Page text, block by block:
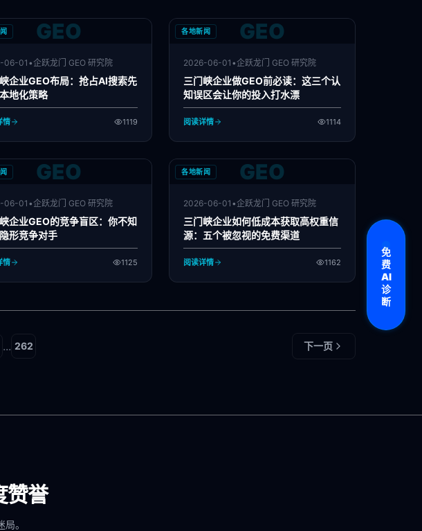
GEO
06-01 •企跃龙门 GEO 研究院
企业GEO布局：抢占AI搜索先
地化策略
情 1119
各地新闻 GEO
2026-06-01 •企跃龙门 GEO 研究院
三门峡企业做GEO前必读：这三个认
知误区会让你的投入打水漂
阅读详情 1114
GEO
06-01 •企跃龙门 GEO 研究院
企业GEO的竞争盲区：你不知
形竞争对手
情 1125
各地新闻 GEO
2026-06-01 •企跃龙门 GEO 研究院
三门峡企业如何低成本获取高权重信
源：五个被忽视的免费渠道
阅读详情 1162
... 262 下一页
赞誉
。
免
费
AI
诊
断